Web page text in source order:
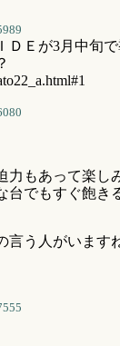
ＤＥが3月中
もあって楽し
でもすぐ飽き
う人がいます